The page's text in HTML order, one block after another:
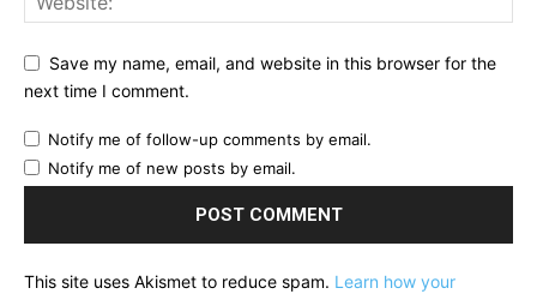
Save my name, email, and website in this browser for the
next time I comment.
Notify me of follow-up comments by email.
Notify me of new posts by email.
This site uses Akismet to reduce spam. Learn how your